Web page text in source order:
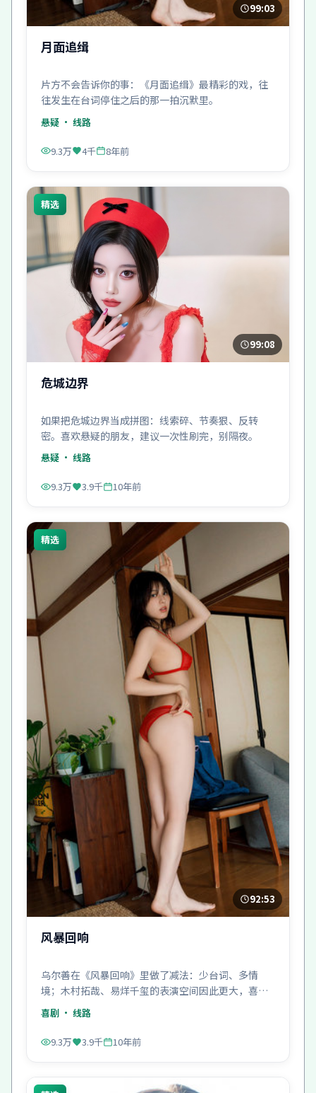
99:03
月面追缉
片方不会告诉你的事：《月面追缉》最精彩的戏，往
往发生在台词停住之后的那一拍沉默里。
悬疑 · 线路
9.3万 4千 8年前
精选
99:08
危城边界
如果把危城边界当成拼图：线索碎、节奏狠、反转
密。喜欢悬疑的朋友，建议一次性刷完，别隔夜。
悬疑 · 线路
9.3万 3.9千 10年前
精选
92:53
风暴回响
乌尔善在《风暴回响》里做了减法：少台词、多情
境；木村拓哉、易烊千玺的表演空间因此更大，喜剧
冲突也更刺。
喜剧 · 线路
9.3万 3.9千 10年前